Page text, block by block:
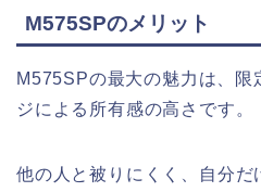
M575SPのメリット
M575SPの最大の魅力は、限
ジによる所有感の高さです。
他の人と被りにくく、自分だ